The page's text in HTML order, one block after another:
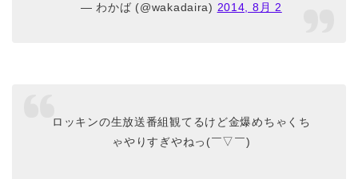
— わかば (@wakadaira) 2014, 8月 2
ロッキンの生放送番組観てるけど金爆めちゃくち
ゃやりすぎやねっ(￣▽￣)